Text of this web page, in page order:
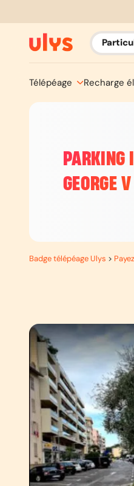
Télépéage Recharge
PARKING
GEORGE V
Badge télépéage Ulys >